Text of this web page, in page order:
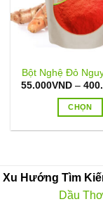
Bột Nghệ Đỏ
55.000VND –
CHỌN
biến
Xu Hướng Tìm
Dầu